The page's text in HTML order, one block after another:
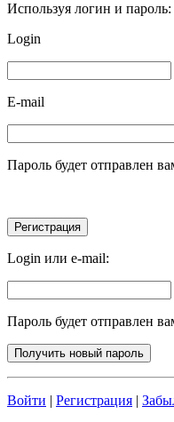
Используя логин и пароль:
Login
E-mail
Пароль будет отправлен
Login или e-mail:
Пароль будет отправлен
Войти | Регистрация |